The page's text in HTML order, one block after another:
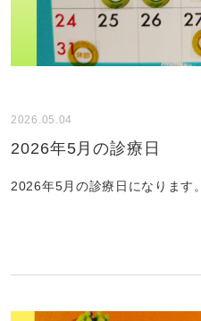
2026.05.04
2026年5月の診療日
2026年5月の診療日になります